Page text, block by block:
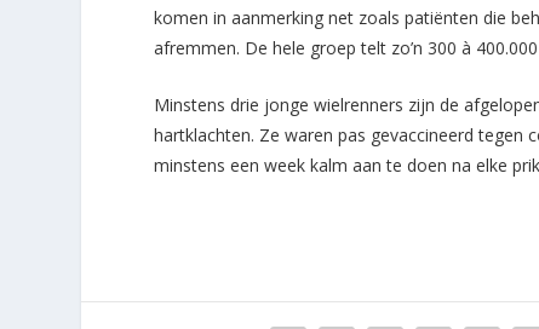
komen in aanmerking net zoals patiënten die
afremmen. De hele groep telt zo’n 300 à
Minstens drie jonge wielrenners zijn de
hartklachten. Ze waren pas gevaccineerd tegen
minstens een week kalm aan te doen na elke